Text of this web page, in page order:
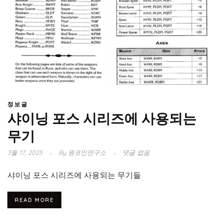
정보글
샤이닝 포스 시리즈에 사용되는
무기
3월 17, 2025 By원코인연구소 댓글 없음
샤이닝 포스 시리즈에 사용되는 무기들
READ MORE